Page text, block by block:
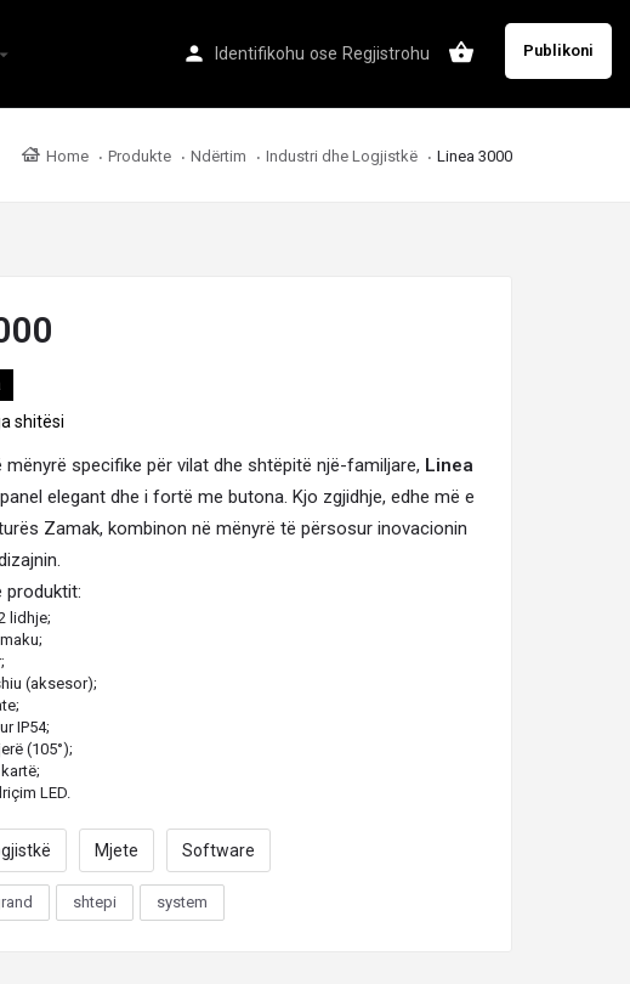
Identifikohu ose Regjistrohu Publikoni
arrow_drop_down
Home Produkte Ndërtim Industri dhe Logjistkë Linea 3000
shitësi
mënyrë specifike për vilat dhe shtëpitë një-familjare, Linea
elegant dhe i fortë me butona. Kjo zgjidhje, edhe më e
Zamak, kombinon në mënyrë të përsosur inovacionin
produktit:
lidhje;
(aksesor);
IP54;
(105°);
LED.
Mjete Software
shtepi system